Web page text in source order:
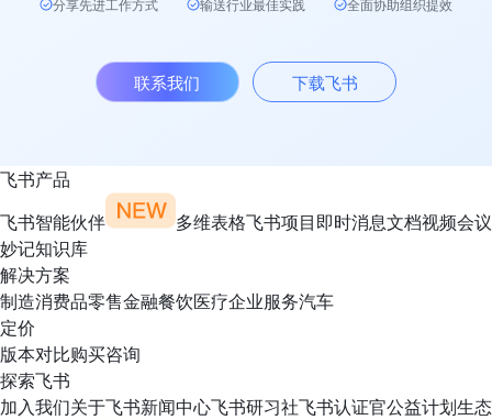
联系我们 下载飞书
飞书产品
飞书智能伙伴
多维表格飞书项目即时消息文档视频会议
妙记知识库
解决方案
制造消费品零售金融餐饮医疗企业服务汽车
定价
版本对比购买咨询
探索飞书
加入我们关于飞书新闻中心飞书研习社飞书认证官公益计划生态